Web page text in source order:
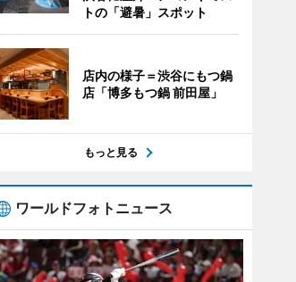
トの「避暑」スポット
店内の様子＝渋谷にもつ鍋
店「博多もつ鍋 前田屋」
もっと見る
ワールドフォトニュース